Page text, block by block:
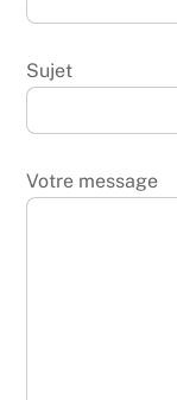
Sujet
Votre message